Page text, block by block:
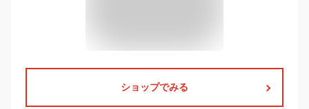
ショップでみる